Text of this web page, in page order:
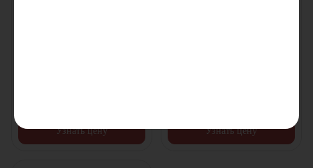
Узнать цену
Узнать цену